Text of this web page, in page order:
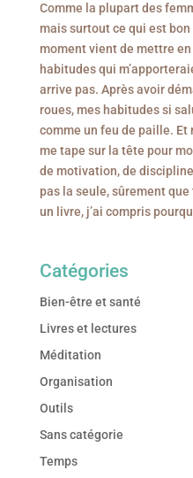
Comme la plupart des
mais surtout ce qui est
moment vient de mettre
habitudes qui
arrive pas. Après avoir
roues, mes habitudes si
comme un feu de paille.
me tape sur la tête pour
de motivation, de
pas la seule, sûrement
un livre, j’ai compris
Catégories
Bien-être et santé
Livres et lectures
Méditation
Organisation
Outils
Sans catégorie
Temps